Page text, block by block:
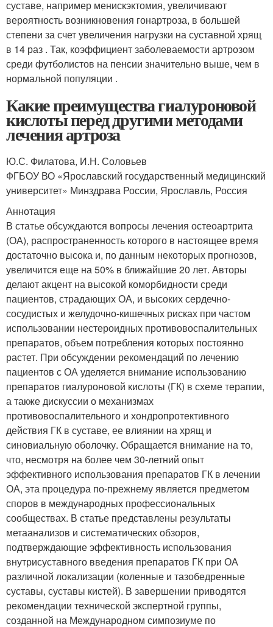
суставе, например менискэктомия, увеличивают
вероятность возникновения гонартроза, в большей
степени за счет увеличения нагрузки на суставной хрящ
в 14 раз . Так, коэффициент заболеваемости артрозом
среди футболистов на пенсии значительно выше, чем в
нормальной популяции .
Какие преимущества гиалуроновой
кислоты перед другими методами
лечения артроза
Ю.С. Филатова, И.Н. Соловьев
ФГБОУ ВО «Ярославский государственный медицинский
университет» Минздрава России, Ярославль, Россия
Аннотация
В статье обсуждаются вопросы лечения остеоартрита
(ОА), распространенность которого в настоящее время
достаточно высока и, по данным некоторых прогнозов,
увеличится еще на 50% в ближайшие 20 лет. Авторы
делают акцент на высокой коморбидности среди
пациентов, страдающих ОА, и высоких сердечно-
сосудистых и желудочно-кишечных рисках при частом
использовании нестероидных противовоспалительных
препаратов, объем потребления которых постоянно
растет. При обсуждении рекомендаций по лечению
пациентов с ОА уделяется внимание использованию
препаратов гиалуроновой кислоты (ГК) в схеме терапии,
а также дискуссии о механизмах
противовоспалительного и хондропротективного
действия ГК в суставе, ее влиянии на хрящ и
синовиальную оболочку. Обращается внимание на то,
что, несмотря на более чем 30-летний опыт
эффективного использования препаратов ГК в лечении
ОА, эта процедура по-прежнему является предметом
споров в международных профессиональных
сообществах. В статье представлены результаты
метаанализов и систематических обзоров,
подтверждающие эффективность использования
внутрисуставного введения препаратов ГК при ОА
различной локализации (коленные и тазобедренные
суставы, суставы кистей). В завершении приводятся
рекомендации технической экспертной группы,
созданной на Международном симпозиуме по